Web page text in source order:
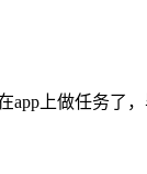
上做任务了